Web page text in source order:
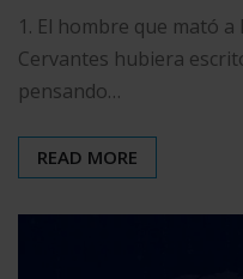
1. El hombre que mató
Cervantes hubiera
pensando…
READ MORE